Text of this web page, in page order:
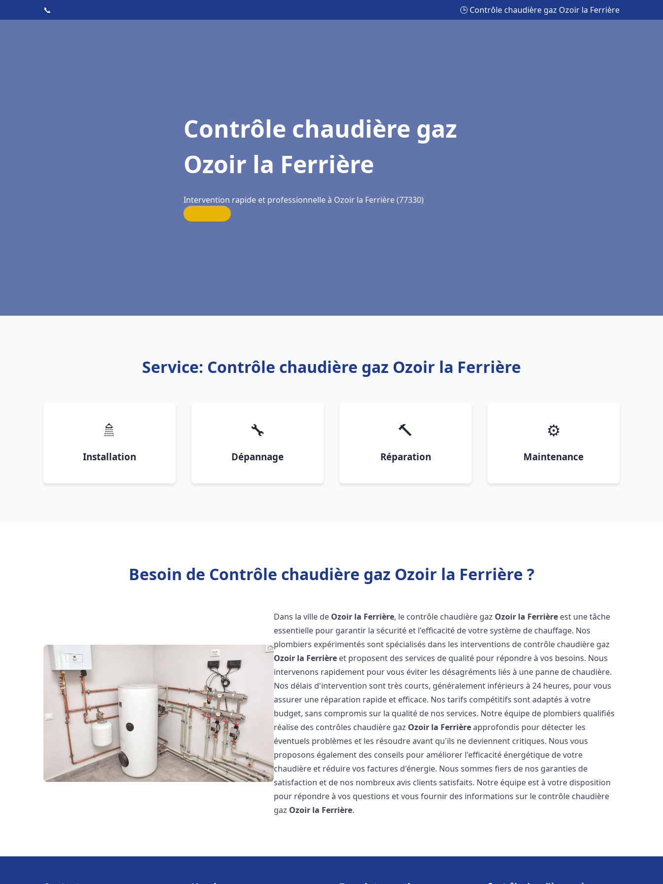
📞 🕒 Contrôle chaudière gaz Ozoir la Ferrière
Contrôle chaudière gaz
Ozoir la Ferrière
Intervention rapide et professionnelle à Ozoir la Ferrière (77330)
Service: Contrôle chaudière gaz Ozoir la Ferrière
🚿
Installation
🔧
Dépannage
🔨
Réparation
⚙️
Maintenance
Besoin de Contrôle chaudière gaz Ozoir la Ferrière ?
Dans la ville de Ozoir la Ferrière, le contrôle chaudière gaz Ozoir la Ferrière est une tâche
essentielle pour garantir la sécurité et l'efficacité de votre système de chauffage. Nos
plombiers expérimentés sont spécialisés dans les interventions de contrôle chaudière gaz
Ozoir la Ferrière et proposent des services de qualité pour répondre à vos besoins. Nous
intervenons rapidement pour vous éviter les désagréments liés à une panne de chaudière.
Nos délais d'intervention sont très courts, généralement inférieurs à 24 heures, pour vous
assurer une réparation rapide et efficace. Nos tarifs compétitifs sont adaptés à votre
budget, sans compromis sur la qualité de nos services. Notre équipe de plombiers qualifiés
réalise des contrôles chaudière gaz Ozoir la Ferrièreapprofondis pour détecter les
éventuels problèmes et les résoudre avant qu'ils ne deviennent critiques. Nous vous
proposons également des conseils pour améliorer l'efficacité énergétique de votre
chaudière et réduire vos factures d'énergie. Nous sommes fiers de nos garanties de
satisfaction et de nos nombreux avis clients satisfaits. Notre équipe est à votre disposition
pour répondre à vos questions et vous fournir des informations sur le contrôle chaudière
gaz Ozoir la Ferrière.